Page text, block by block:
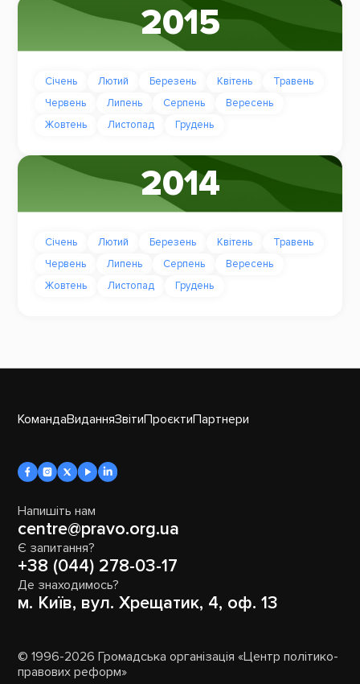
2015
Січень Лютий Березень Квітень
Травень
Червень
Липень Серпень
Вересень
Жовтень
Листопад Грудень
2014
Січень Лютий Березень Квітень
Травень
Червень
Липень Серпень
Вересень
Жовтень
Листопад Грудень
КомандаВиданняЗвітиПроєктиПартнери
Напишіть нам
centre@pravo.org.ua
Є запитання?
+38 (044) 278-03-17
Де знаходимось?
м. Київ, вул. Хрещатик, 4, оф. 13
© 1996-2026 Громадська організація «Центр політико-
правових реформ»